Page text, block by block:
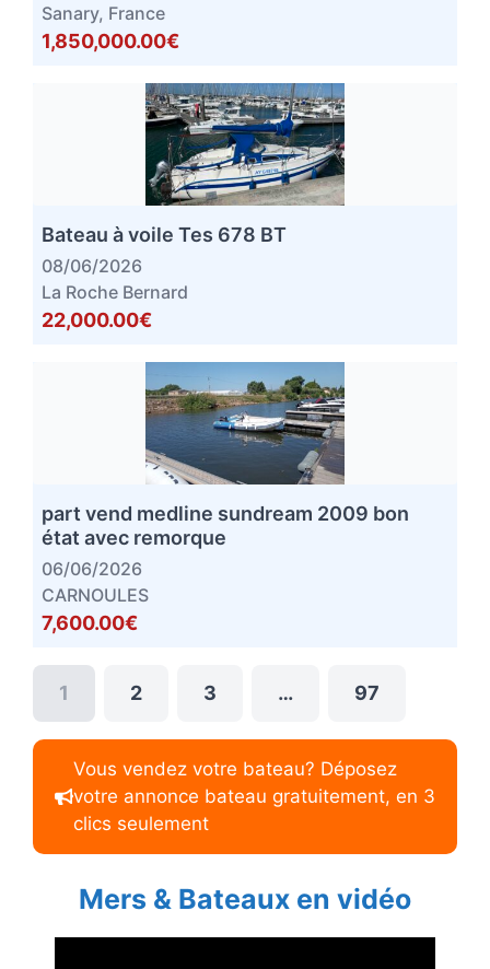
Sanary, France
1,850,000.00€
Bateau à voile Tes 678 BT
08/06/2026
La Roche Bernard
22,000.00€
part vend medline sundream 2009 bon
état avec remorque
06/06/2026
CARNOULES
7,600.00€
1 2 3 … 97
Vous vendez votre bateau? Déposez
votre annonce bateau gratuitement, en 3
clics seulement
Mers & Bateaux en vidéo